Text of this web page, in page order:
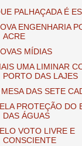
PALHAÇADA É
ENGENHARIA
ACRE
MÍDIAS
UMA LIMINAR
PORTO DAS LAJES
MESA DAS SETE
PROTEÇÃO DO
DAS ÁGUAS
VOTO LIVRE E
CONSCIENTE